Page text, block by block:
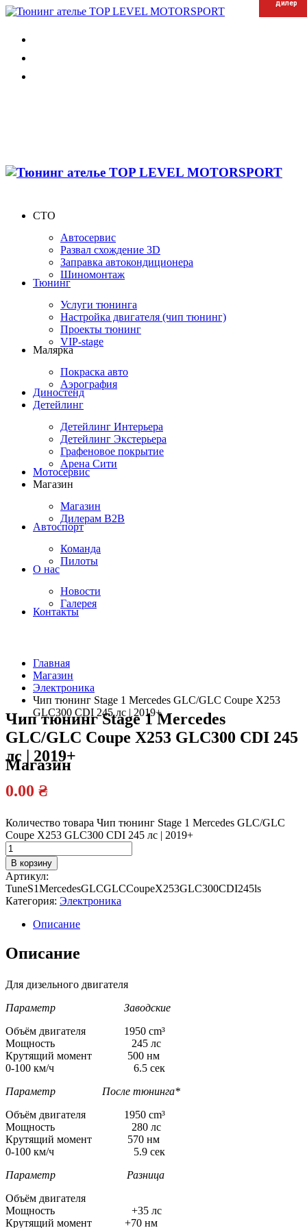
СТО
Автосервис
Развал схождение 3D
Заправка автокондиционера
Шиномонтаж
Тюнинг
Услуги тюнинга
Настройка двигателя (чип тюнинг)
Проекты тюнинг
VIP-stage
Малярка
Покраска авто
Аэрография
Диностенд
Детейлинг
Детейлинг Интерьера
Детейлинг Экстерьера
Графеновое покрытие
Арена Сити
Мотосервис
Магазин
Магазин
Дилерам B2B
Автоспорт
Команда
Пилоты
О нас
Новости
Галерея
Контакты
Главная
Магазин
Электроника
Чип тюнинг Stage 1 Mercedes GLC/GLC Coupe X253
GLC300 CDI 245 лс | 2019+
Магазин
Чип тюнинг Stage 1 Mercedes
GLC/GLC Coupe X253 GLC300 CDI 245
лс | 2019+
0.00 ₴
Количество товара Чип тюнинг Stage 1 Mercedes GLC/GLC
Coupe X253 GLC300 CDI 245 лс | 2019+
В корзину
Артикул:
TuneS1MercedesGLCGLCCoupeX253GLC300CDI245ls
Категория: Электроника
Описание
Описание
Для дизельного двигателя
Параметр Заводские
Объём двигателя 1950 cm³
Мощность 245 лс
Крутящий момент 500 нм
0-100 км/ч 6.5 сек
Параметр После тюнинга*
Объём двигателя 1950 cm³
Мощность 280 лс
Крутящий момент 570 нм
0-100 км/ч 5.9 сек
Параметр Разница
Объём двигателя
Мощность +35 лс
Крутящий момент +70 нм
дилер
дилер
дилер